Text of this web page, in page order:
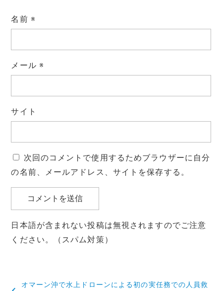
名前 ※
メール ※
サイト
次回のコメントで使用するためブラウザーに自分
の名前、メールアドレス、サイトを保存する。
日本語が含まれない投稿は無視されますのでご注意
ください。（スパム対策）
オマーン沖で水上ドローンによる初の実任務での人員救